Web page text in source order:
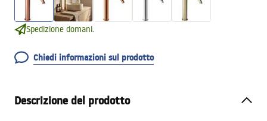
Spedizione domani.
Chiedi informazioni sul prodotto
Descrizione del prodotto